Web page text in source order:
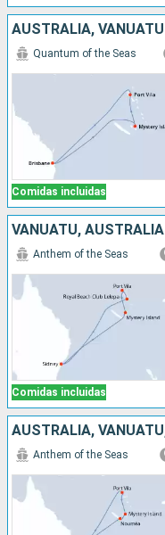
AUSTRALIA, VANUATU
Comidas incluidas
Quantum of the Seas
VANUATU, AUSTRALIA
Comidas incluidas
Anthem of the Seas
Anthem of the Seas